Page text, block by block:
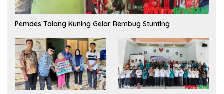
Pemdes Talang Kuning Gelar Rembug Stunting